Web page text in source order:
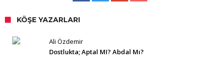
KÖŞE YAZARLARI
Ali Özdemir
Dostlukta; Aptal MI? Abdal Mı?